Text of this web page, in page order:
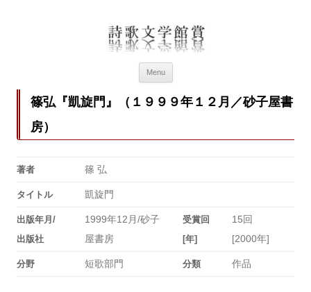
詩歌文学館賞
Menu
篠弘『凱旋門』（１９９９年１２月／砂子屋書
房）
著者 篠 弘
タイトル 凱旋門
出版年月/
出版社
1999年12月/砂子
屋書房
受賞回
[年]
15回
[2000年]
分野 短歌部門 分類 作品